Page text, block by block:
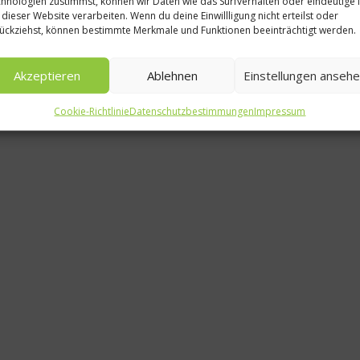
dieser Website verarbeiten. Wenn du deine Einwillligung nicht erteilst oder
können bestimmte Merkmale und Funktionen beeinträchtigt werden.
Akzeptieren Ablehnen Einstellungen
Cookie-RichtlinieDatenschutzbestimmungenImpressum
Essen
Markus
sein